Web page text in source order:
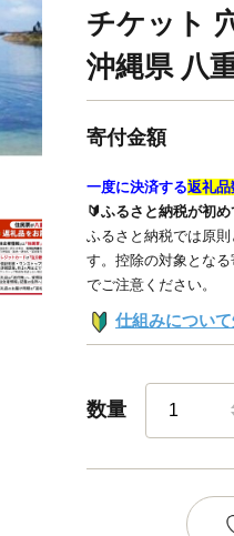
チケット
沖縄県 八
寄付金額
一度に決済する返礼品
🔰ふるさと納税が初
ふるさと納税では原
す。控除の対象とな
でご注意ください。
仕組みについ
数量